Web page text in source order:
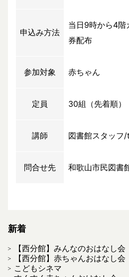
申込み方法
当日9時から4階
券配布
参加対象 赤ちゃん
定員 30組（先着順）
講師 図書館スタッ
問合せ先 和歌山市民図書
新着
【西分館】みんなのおはなし会
【西分館】赤ちゃんおはなし会
こどもシネマ